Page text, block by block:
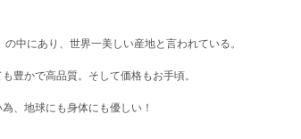
中にあり、世界一美しい産地と言われている。
豊かで高品質。そして価格もお手頃。
、地球にも身体にも優しい！